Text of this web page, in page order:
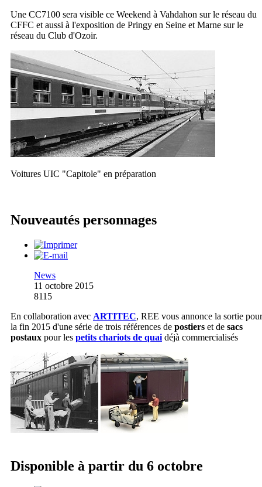
Une CC7100 sera visible ce Weekend à Vahdahon sur le réseau du
CFFC et aussi à l'exposition de Pringy en Seine et Marne sur le
réseau du Club d'Ozoir.
Voitures UIC "Capitole" en préparation
Nouveautés personnages
News
11 octobre 2015
8115
En collaboration avec ARTITEC, REE vous annonce la sortie pour
la fin 2015 d'une série de trois références de postiers et de sacs
postaux pour les petits chariots de quai déjà commercialisés
Disponible à partir du 6 octobre